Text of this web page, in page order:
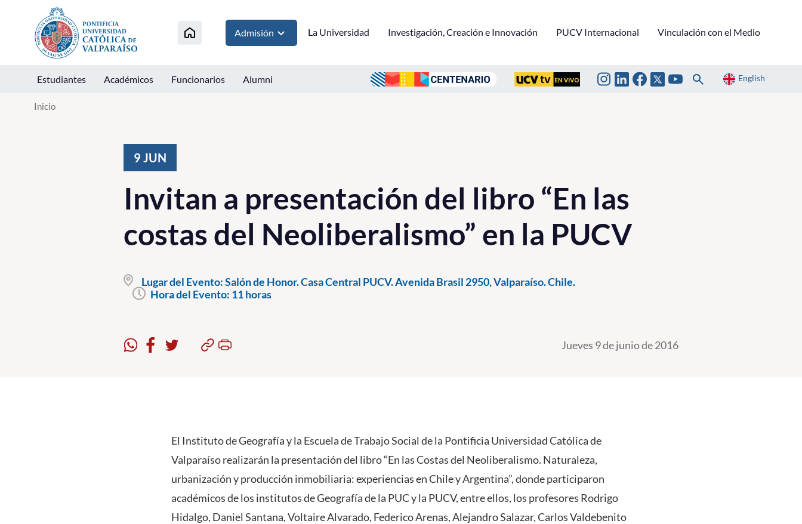
Click acá para ir directamente al contenido
Admisión La Universidad Investigación, Creación e Innovación PUCV Internacional Vinculación con el Medio
Estudiantes Académicos Funcionarios Alumni English
Inicio
9 JUN
Invitan a presentación del libro “En las
costas del Neoliberalismo” en la PUCV
Lugar del Evento:Salón de Honor. Casa Central PUCV. Avenida Brasil 2950, Valparaíso. Chile.
Hora del Evento: 11 horas
Jueves 9 de junio de 2016
El Instituto de Geografía y la Escuela de Trabajo Social de la Pontificia Universidad Católica de
Valparaíso realizarán la presentación del libro “En las Costas del Neoliberalismo. Naturaleza,
urbanización y producción inmobiliaria: experiencias en Chile y Argentina”, donde participaron
académicos de los institutos de Geografía de la PUC y la PUCV, entre ellos, los profesores Rodrigo
Hidalgo, Daniel Santana, Voltaire Alvarado, Federico Arenas, Alejandro Salazar, Carlos Valdebenito